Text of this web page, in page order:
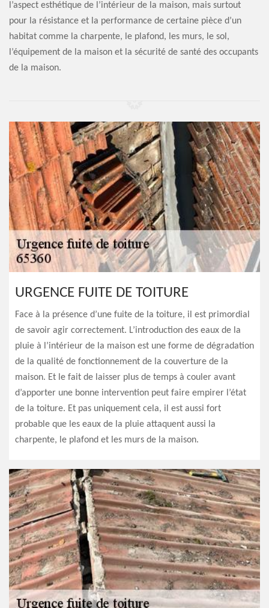
l’aspect esthétique de l’intérieur de la maison, mais surtout
pour la résistance et la performance de certaine pièce d’un
habitat comme la charpente, le plafond, les murs, le sol,
l’équipement de la maison et la sécurité de santé des occupants
de la maison.
URGENCE FUITE DE TOITURE
Face à la présence d’une fuite de la toiture, il est primordial
de savoir agir correctement. L’introduction des eaux de la
pluie à l’intérieur de la maison est une forme de dégradation
de la qualité de fonctionnement de la couverture de la
maison. Et le fait de laisser plus de temps à couler avant
d’apporter une bonne intervention peut faire empirer l’état
de la toiture. Et pas uniquement cela, il est aussi fort
probable que les eaux de la pluie attaquent aussi la
charpente, le plafond et les murs de la maison.